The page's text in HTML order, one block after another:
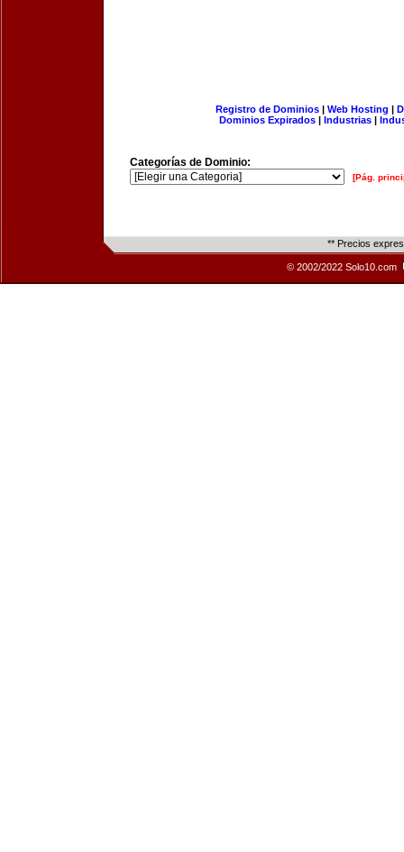
Registro de Dominios| Web Hosting |
Dominios Expirados | Industrias |
Categorías de Dominio:
[Pág.
** Precios
© 2002/2022 Solo10.com